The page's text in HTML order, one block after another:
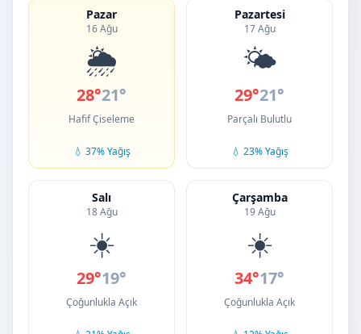
Pazar
16 Ağu
🌦️
28°21°
Hafif Çiseleme
💧 37% Yağış
Pazartesi
17 Ağu
🌤️
29°21°
Parçalı Bulutlu
💧 23% Yağış
Salı
18 Ağu
☀️
29°19°
Çoğunlukla Açık
Çarşamba
19 Ağu
☀️
34°17°
Çoğunlukla Açık